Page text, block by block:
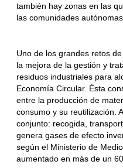
también hay zonas en las
las comunidades
Uno de los grandes retos
la mejora de la gestión y
residuos industriales para
Economía Circular. Ésta
entre la producción de
consumo y su reutilización.
conjunto: recogida,
genera gases de efecto
según el Ministerio de
aumentado en más de un